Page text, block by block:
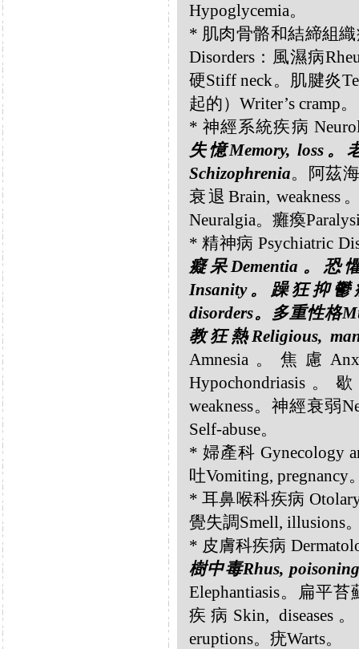
Hypoglycemia。
* 肌肉骨骼和結締組織
Disorders：風濕病
硬Stiff neck。肌腱炎
起的）Writer’s cramp。
* 神經系統疾病
失憶Memory, loss
Schizophrenia。阿茲
衰退Brain,
Neuralgia。癱瘓
* 精神病 Psychiatric
癡呆Dementia。恐
Insanity。躁狂抑鬱
disorders。多重性格
教狂熱Religious,
Amnesia。焦慮
Hypochondriasis
weakness。神經衰弱
Self-abuse。
* 婦產科 Gynecology
吐Vomiting, pregnancy
* 耳鼻喉科疾病
覺失調Smell, illusions
* 皮膚科疾病
樹中毒Rhus, poisoning
Elephantiasis。扁平苔
疾病Skin, diseases
eruptions。疣Warts。